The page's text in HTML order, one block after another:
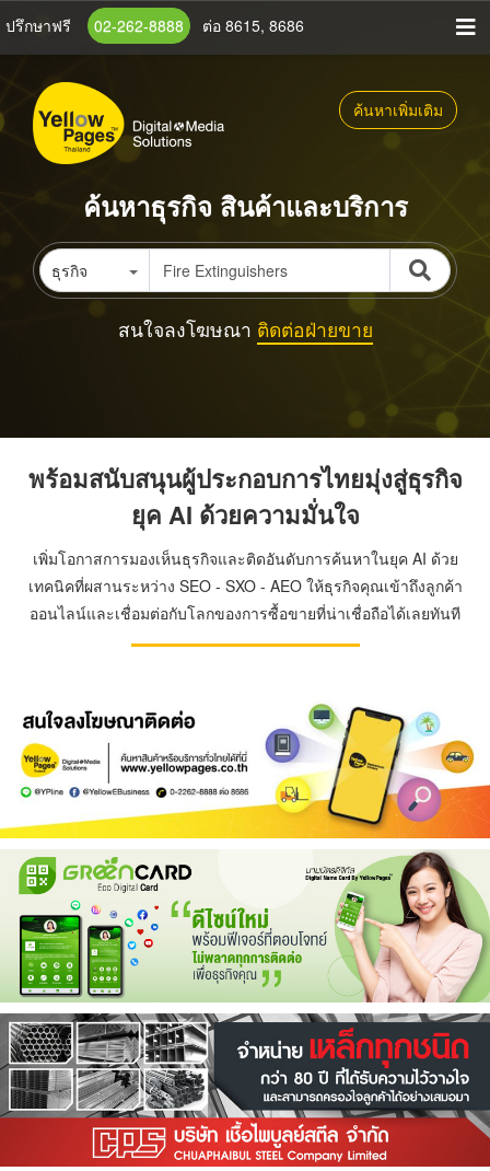
ข้าม
เนื้อหา
หลัก
ปรึกษาฟรี 02-262-8888 ต่อ 8615, 8686
ค้นหาเพิ่มเติม
ค้นหาธุรกิจ สินค้าและบริการ
ธุรกิจ
สนใจลงโฆษณา ติดต่อฝ่ายขาย
พร้อมสนับสนุนผู้ประกอบการไทยมุ่งสู่ธุรกิจ
ยุค AI ด้วยความมั่นใจ
เพิ่มโอกาสการมองเห็นธุรกิจและติดอันดับการค้นหาในยุค AI ด้วย
เทคนิคที่ผสานระหว่าง SEO - SXO - AEO ให้ธุรกิจคุณเข้าถึงลูกค้า
ออนไลน์และเชื่อมต่อกับโลกของการซื้อขายที่น่าเชื่อถือได้เลยทันที